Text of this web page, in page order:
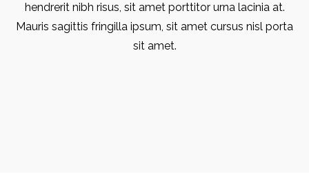
hendrerit nibh risus, sit amet porttitor urna lacinia at.
Mauris sagittis fringilla ipsum, sit amet cursus nisl porta
sit amet.